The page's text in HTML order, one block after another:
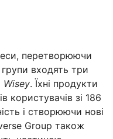
перетворюючи
групи входять три
Wisey. Їхні продукти
користувачів зі 186
і створюючи нові
Group також